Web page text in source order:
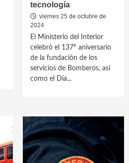
tecnología
viernes 25 de octubre de
2024
El Ministerio del Interior
celebró el 137º aniversario
de la fundación de los
servicios de Bomberos, así
como el Día...